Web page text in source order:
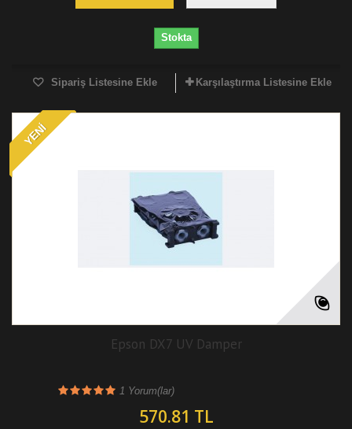
Stokta
Sipariş Listesine Ekle Karşılaştırma Listesine Ekle
YENI
Epson DX7 UV Damper
1 Yorum(lar)
570.81 TL